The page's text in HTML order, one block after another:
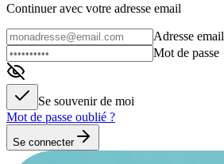
Continuer avec votre adresse email
Adresse email
Mot de passe
Se souvenir de moi
Mot de passe oublié ?
Se connecter